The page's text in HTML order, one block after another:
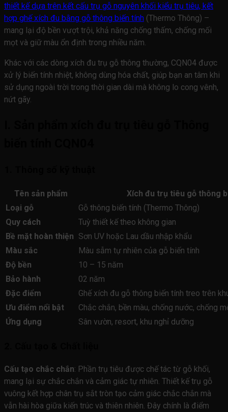
thiết kế dựa trên kết cấu trụ gỗ nguyên khối kiểu trụ tiêu, kết
hợp ghế xích đu bằng gỗ thông biến tính (Thermo Thông) –
mang lại độ bền vượt trội, khả năng chống thấm, chống mối
mọt và giữ màu ổn định trong nhiều năm.
Khác với các dòng xích đu trụ gỗ thông thường, CQN04 được
xử lý biến tính nhiệt, không dùng hóa chất, giúp bạn an tâm khi
sử dụng ngoài trời trong thời gian dài mà không lo cong vênh,
nứt gãy.
Tên sản phẩm
Xích đu trụ tiêu gỗ thông
Loại gỗ
Gỗ thông biến tính (Thermo Thông)
Quy cách
Tuỳ thiết kế theo không gian
Bề mặt hoàn thiện Sơn UV hoặc Lau dầu nhập khẩu
Màu sắc
Màu sẫm tự nhiên của gỗ biến tính
Độ bền
10 – 15 năm
Bảo hành
02 năm
Đặc điểm
Ghế xích đu gỗ thông biến tính treo trên
Ưu điểm nổi bật
Chắc chắn, bền màu, chống nước, chống
Ứng dụng
Sân vườn, resort, khu nghỉ dưỡng
Cấu tạo chắc chắn: Phần trụ tiêu được chế tác từ gỗ khối,
mang lại sự chắc chắn và cảm giác tự nhiên. Thiết kế trụ gỗ
vuông kết hợp chân trụ sắt tròn tạo cảm giác chắc chắn mà
vẫn hài hòa giữa kiến trúc và thiên nhiên. Đây chính là điểm